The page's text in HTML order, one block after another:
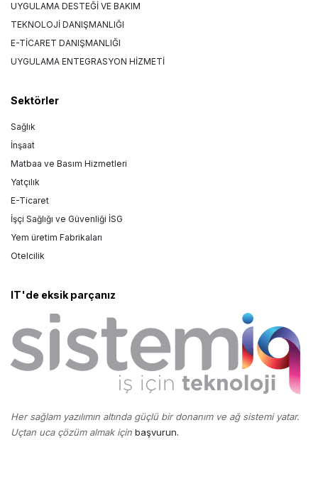
UYGULAMA DESTEĞİ VE BAKIM
TEKNOLOJİ DANIŞMANLIĞI
E-TİCARET DANIŞMANLIĞI
UYGULAMA ENTEGRASYON HİZMETİ
Sektörler
Sağlık
İnşaat
Matbaa ve Basım Hizmetleri
Yatçılık
E-Ticaret
İşçi Sağlığı ve Güvenliği İSG
Yem üretim Fabrikaları
Otelcilik
IT'de eksik parçanız
Her sağlam yazılımın altında güçlü bir donanım ve ağ sistemi yatar.
Uçtan uca çözüm almak için başvurun.